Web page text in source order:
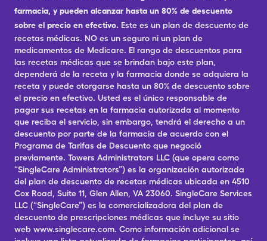
farmacia, y pueden alcanzar hasta un 80% de descuento
sobre el precio en efectivo. Este es un plan de descuento de
recetas médicas. NO es un seguro ni un plan de
medicamentos de Medicare. El rango de descuentos para
las recetas médicas que se brindan bajo este plan,
dependerá de la receta y la farmacia donde se adquiera la
receta y puede otorgarse hasta un 80% de descuento sobre
el precio en efectivo. Usted es el único responsable de
pagar sus recetas en la farmacia autorizada al momento
que reciba el servicio, sin embargo, tendrá el derecho a un
descuento por parte de la farmacia de acuerdo con el
Programa de Tarifas de Descuento que negoció
previamente. Towers Administrators LLC (que opera como
“SingleCare Administrators”) es la organización autorizada
del plan de descuento de recetas médicas ubicada en 4510
Cox Road, Suite 11, Glen Allen, VA 23060. SingleCare Services
LLC (“SingleCare”) es la comercializadora del plan de
descuento de prescripciones médicas que incluye su sitio
web www.singlecare.com. Como información adicional se